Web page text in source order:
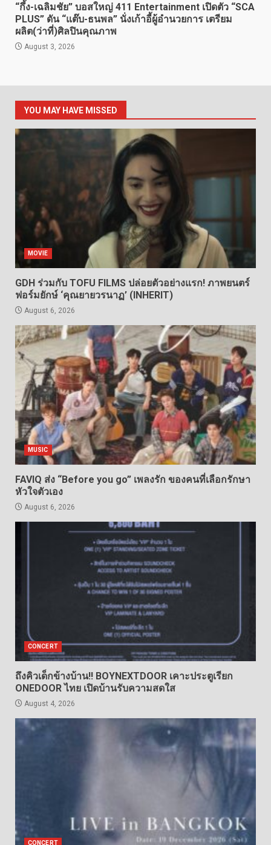
“กึ้ง-เฉลิมชัย” บอสใหญ่ 411 Entertainment เปิดตัว “SCA
PLUS” ดัน “แต๊บ-ธนพล” นั่งเก้าอี้ผู้อำนวยการ เตรียม
ผลิต(ว่าที่)ศิลปินคุณภาพ
August 3, 2026
YOU MAY HAVE MISSED
MOVIE
GDH ร่วมกับ TOFU FILMS ปล่อยตัวอย่างแรก! ภาพยนตร์
ฟอร์มยักษ์ ‘คุณยายวรนาฏ’ (INHERIT)
August 6, 2026
MUSIC
FAVIQ ส่ง “Before you go” เพลงรัก ของคนที่เลือกรักษา
หัวใจตัวเอง
August 6, 2026
CONCERT
ถึงคิวเด็กข้างบ้าน!! BOYNEXTDOOR เคาะประตูเรียก
ONEDOOR ไทย เปิดบ้านรับความสดใส
August 4, 2026
CONCERT